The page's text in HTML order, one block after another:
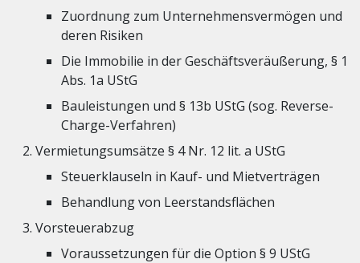
Zuordnung zum Unternehmensvermögen und
deren Risiken
Die Immobilie in der Geschäftsveräußerung, § 1
Abs. 1a UStG
Bauleistungen und § 13b UStG (sog. Reverse-
Charge-Verfahren)
Vermietungsumsätze § 4 Nr. 12 lit. a UStG
Steuerklauseln in Kauf- und Mietverträgen
Behandlung von Leerstandsflächen
Vorsteuerabzug
Voraussetzungen für die Option § 9 UStG